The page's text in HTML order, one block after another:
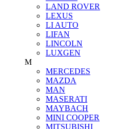
LAND ROVER
LEXUS
LI AUTO
LIFAN
LINCOLN
LUXGEN
M
MERCEDES
MAZDA
MAN
MASERATI
MAYBACH
MINI COOPER
MITSUBISHI